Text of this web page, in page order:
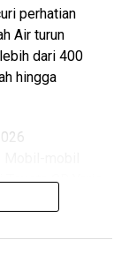
atas
dari
Tambun
pembinaan
turnamen
perhatian
Air turun
dari 400
hingga
GR Yaris,
lompatan